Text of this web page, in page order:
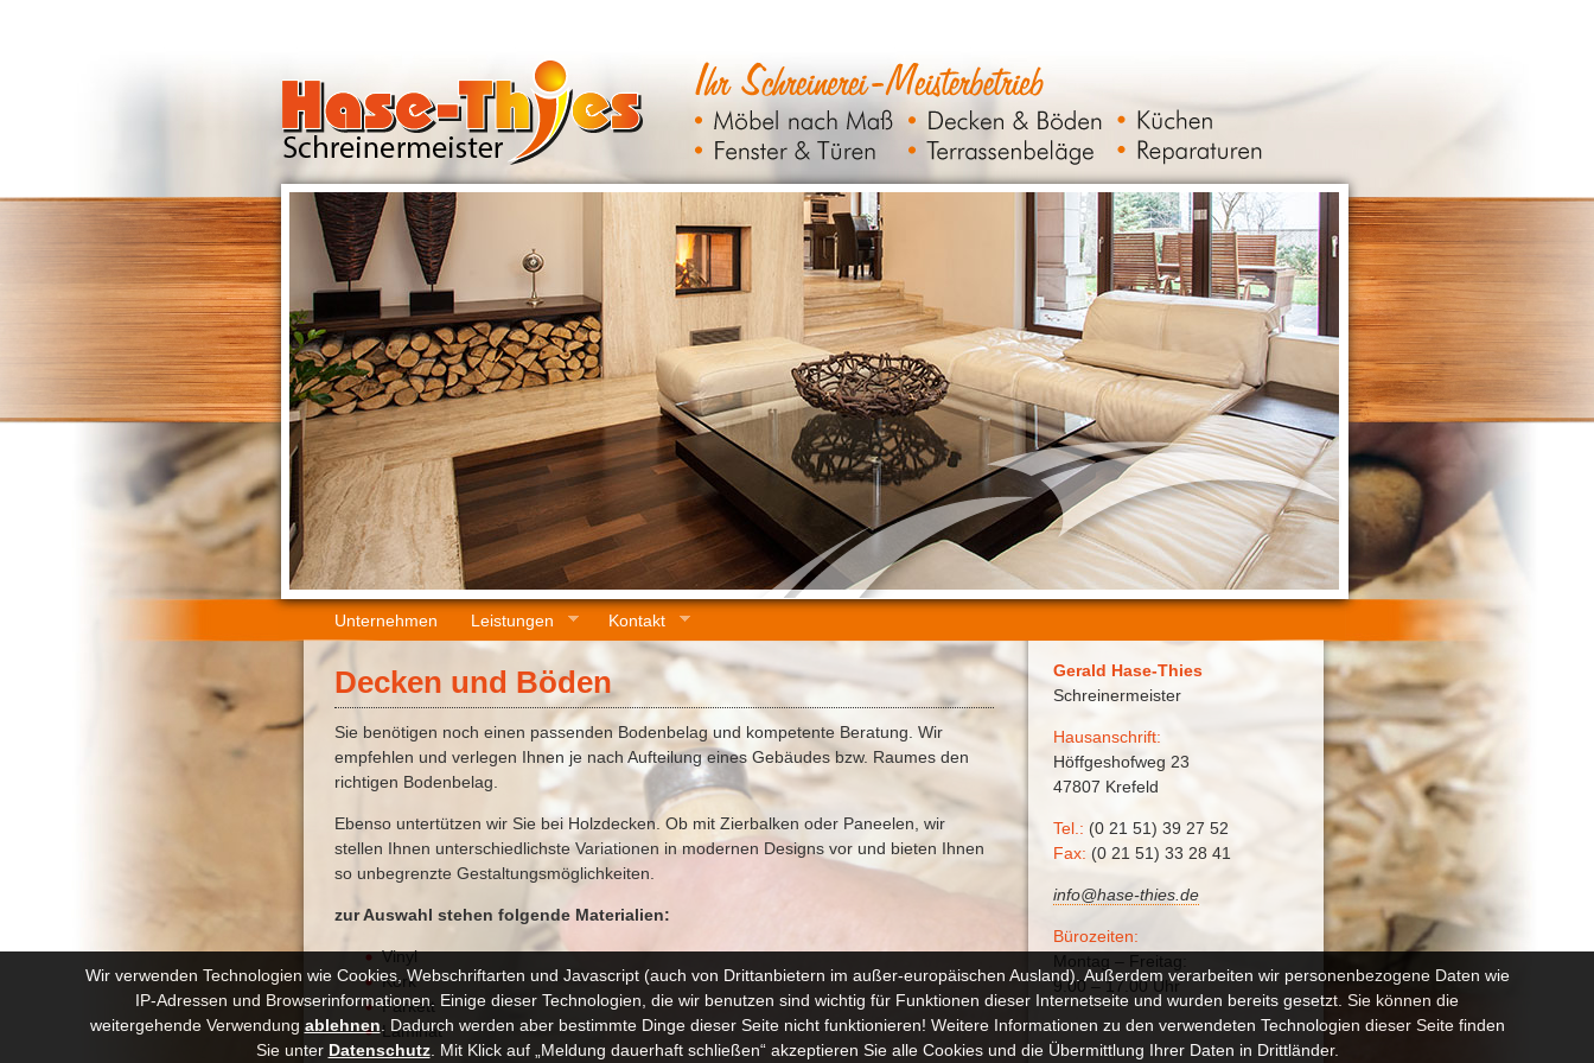
Unternehmen Leistungen Kontakt
Decken und Böden
Sie benötigen noch einen passenden Bodenbelag und kompetente Beratung. Wir
empfehlen und verlegen Ihnen je nach Aufteilung eines Gebäudes bzw. Raumes den
richtigen Bodenbelag.
Ebenso untertützen wir Sie bei Holzdecken. Ob mit Zierbalken oder Paneelen, wir
stellen Ihnen unterschiedlichste Variationen in modernen Designs vor und bieten Ihnen
so unbegrenzte Gestaltungsmöglichkeiten.
zur Auswahl stehen folgende Materialien:
Vinyl
Kork
Parkett
Laminat
Gerald Hase-Thies
Schreinermeister
Hausanschrift:
Höffgeshofweg 23
47807 Krefeld
Tel.: (0 21 51) 39 27 52
Fax: (0 21 51) 33 28 41
info@hase-thies.de
Bürozeiten:
Montag – Freitag:
9.00 – 17.00 Uhr
Wir verwenden Technologien wie Cookies, Webschriftarten und Javascript (auch von Drittanbietern im außer-europäischen Ausland). Außerdem verarbeiten wir personenbezogene Daten wie
IP-Adressen und Browserinformationen. Einige dieser Technologien, die wir benutzen sind wichtig für Funktionen dieser Internetseite und wurden bereits gesetzt. Sie können die
weitergehende Verwendung ablehnen
Dadurch werden aber bestimmte Dinge dieser Seite nicht funktionieren! Weitere Informationen zu den verwendeten Technologien dieser Seite finden
Sie unter Datenschutz. Mit Klick auf „Meldung dauerhaft schließen“ akzeptieren Sie alle Cookies und die Übermittlung Ihrer Daten in Drittländer.